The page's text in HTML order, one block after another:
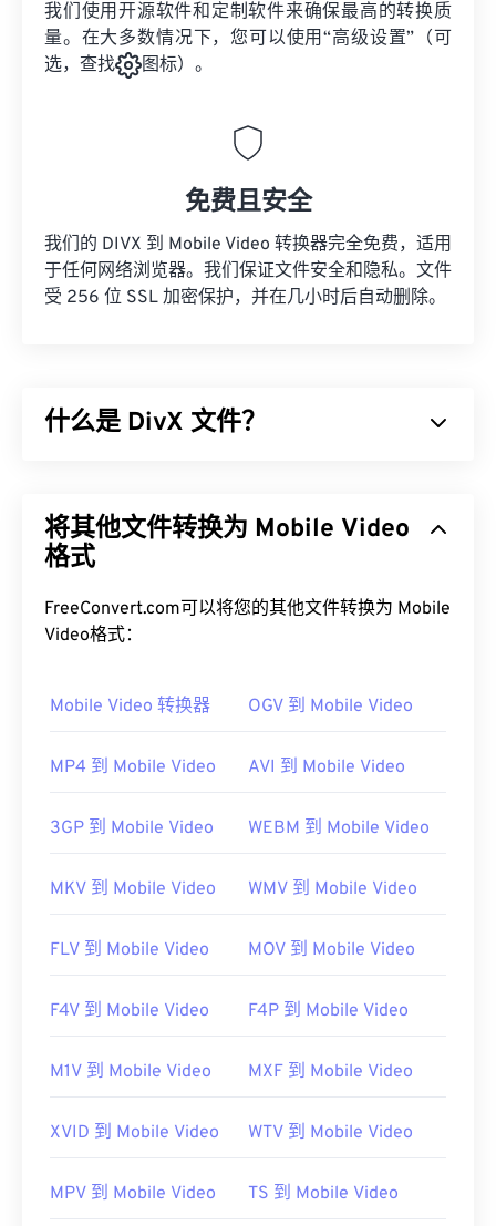
我们使用开源软件和定制软件来确保最高的转换质
量。在大多数情况下，您可以使用“高级设置”（可
选，查找
图标）。
免费且安全
我们的 DIVX 到 Mobile Video 转换器完全免费，适用
于任何网络浏览器。我们保证文件安全和隐私。文件
受 256 位 SSL 加密保护，并在几小时后自动删除。
什么是 DivX 文件？
式 (DMF)。DMF 支持章节、字幕、多字幕 (XSUB
)、菜单、多音轨、多视频流、元数据 (
如何打开 DivX 文件？
器可免费下载，并兼容多种设备和操作系统 (OS)。
错选择。
过时的视频租赁系统。事实上，DivX 编解码器的名
指代在市场上失败的 DIVX。
首次发行：1998年
https://www.divx.com/en/software/divx/
将其他文件转换为 Mobile Video
格式
FreeConvert.com可以将您的其他文件转换为 Mobile
Video格式：
Mobile Video 转换器 OGV 到 Mobile Video
MP4 到 Mobile Video AVI 到 Mobile Video
3GP 到 Mobile Video WEBM 到 Mobile Video
MKV 到 Mobile Video WMV 到 Mobile Video
FLV 到 Mobile Video MOV 到 Mobile Video
F4V 到 Mobile Video F4P 到 Mobile Video
M1V 到 Mobile Video MXF 到 Mobile Video
XVID 到 Mobile Video WTV 到 Mobile Video
MPV 到 Mobile Video TS 到 Mobile Video